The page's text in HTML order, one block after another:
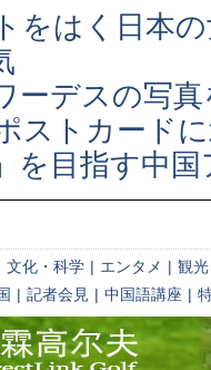
をはく日本
ーデスの写
ストカード
を目指す中
文化・科学 | エンタメ | 観光
| 記者会見 | 中国語講座 |